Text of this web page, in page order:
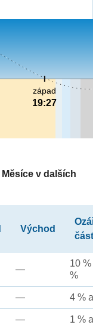
západ
19:27
Měsíce v dalších
Východ
část
—
10 %
%
— 4 %
— 1 %